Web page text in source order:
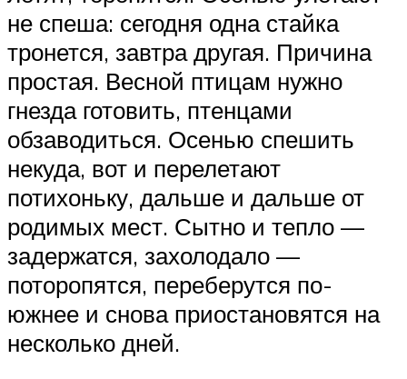
не спеша: сегодня одна стайка
тронется, завтра другая. Причина
простая. Весной птицам нужно
гнезда готовить, птенцами
обзаводиться. Осенью спешить
некуда, вот и перелетают
потихоньку, дальше и дальше от
родимых мест. Сытно и тепло —
задержатся, захолодало —
поторопятся, переберутся по-
южнее и снова приостановятся на
несколько дней.